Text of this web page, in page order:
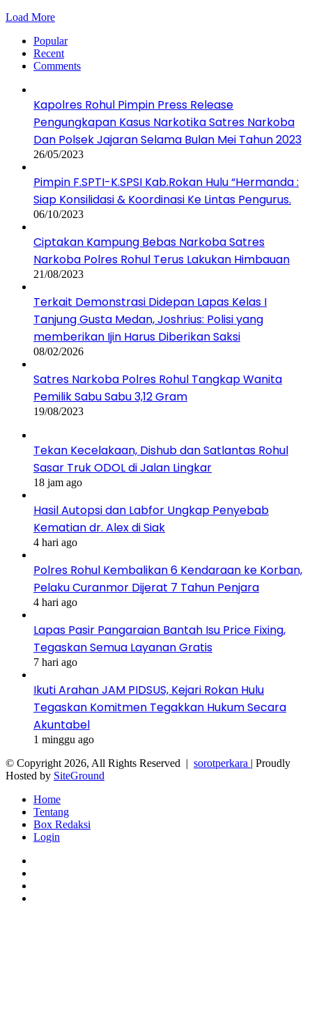
Load More
Popular
Recent
Comments
Kapolres Rohul Pimpin Press Release
Pengungkapan Kasus Narkotika Satres Narkoba
Dan Polsek Jajaran Selama Bulan Mei Tahun 2023
26/05/2023
Pimpin F.SPTI-K.SPSI Kab.Rokan Hulu “Hermanda :
Siap Konsilidasi & Koordinasi Ke Lintas Pengurus.
06/10/2023
Ciptakan Kampung Bebas Narkoba Satres
Narkoba Polres Rohul Terus Lakukan Himbauan
21/08/2023
Terkait Demonstrasi Didepan Lapas Kelas I
Tanjung Gusta Medan, Joshrius: Polisi yang
memberikan Ijin Harus Diberikan Saksi
08/02/2026
Satres Narkoba Polres Rohul Tangkap Wanita
Pemilik Sabu Sabu 3,12 Gram
19/08/2023
Tekan Kecelakaan, Dishub dan Satlantas Rohul
Sasar Truk ODOL di Jalan Lingkar
18 jam ago
Hasil Autopsi dan Labfor Ungkap Penyebab
Kematian dr. Alex di Siak
4 hari ago
Polres Rohul Kembalikan 6 Kendaraan ke Korban,
Pelaku Curanmor Dijerat 7 Tahun Penjara
4 hari ago
Lapas Pasir Pangaraian Bantah Isu Price Fixing,
Tegaskan Semua Layanan Gratis
7 hari ago
Ikuti Arahan JAM PIDSUS, Kejari Rokan Hulu
Tegaskan Komitmen Tegakkan Hukum Secara
Akuntabel
1 minggu ago
© Copyright 2026, All Rights Reserved | sorotperkara | Proudly
Hosted by SiteGround
Home
Tentang
Box Redaksi
Login